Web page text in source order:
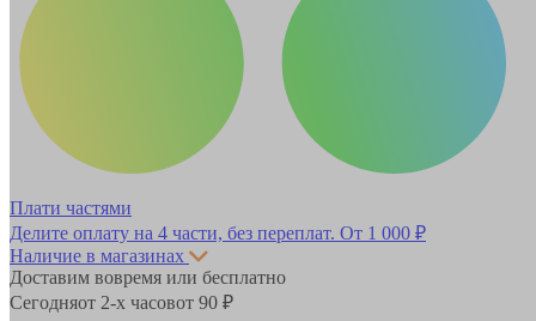
Плати частями
Делите оплату на 4 части, без переплат. От 1 000 ₽
Наличие в магазинах
Доставим вовремя или бесплатно
Сегодняот 2-х часовот 90 ₽